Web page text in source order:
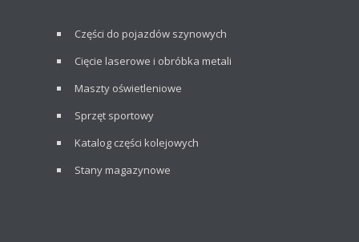
Części do pojazdów szynowych
Cięcie laserowe i obróbka metali
Maszty oświetleniowe
Sprzęt sportowy
Katalog części kolejowych
Stany magazynowe